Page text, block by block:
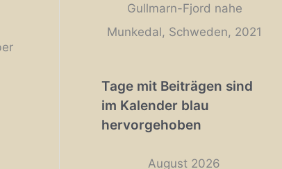
Gullmarn-Fjord nahe
Munkedal, Schweden, 2021
Tage mit Beiträgen sind
im Kalender blau
hervorgehoben
August 2026